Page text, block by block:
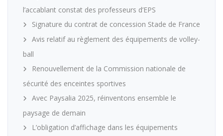
l’accablant constat des professeurs d’EPS
Signature du contrat de concession Stade de France
Avis relatif au règlement des équipements de volley-
ball
Renouvellement de la Commission nationale de
sécurité des enceintes sportives
Avec Paysalia 2025, réinventons ensemble le
paysage de demain
L’obligation d’affichage dans les équipements